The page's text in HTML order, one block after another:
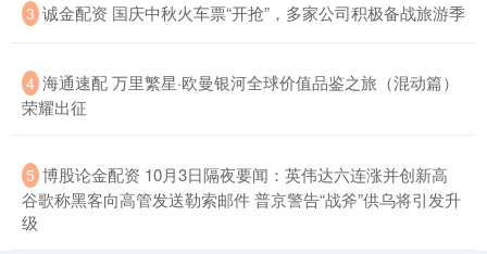
3 诚金配资 国庆中秋火车票“开抢”，多家公司积极备战旅游季
4 海通速配 万里繁星·欧曼银河全球价值品鉴之旅（混动篇）
荣耀出征
5 博股论金配资 10月3日隔夜要闻：英伟达六连涨并创新高
谷歌称黑客向高管发送勒索邮件 普京警告“战斧”供乌将引发升
级